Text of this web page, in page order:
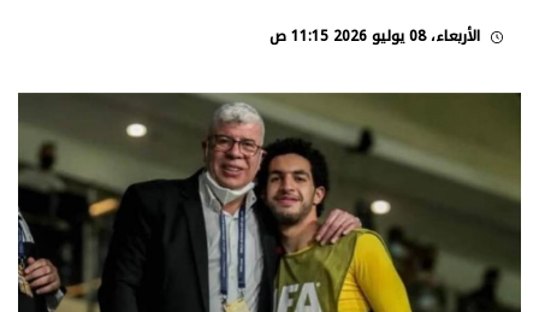
الأربعاء، 08 يوليو 2026 11:15 ص